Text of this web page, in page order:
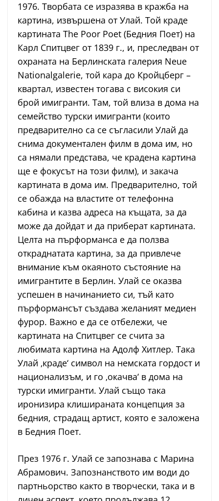
1976. Творбата се изразява в кражба на
картина, извършена от Улай. Той краде
картината The Poor Poet (Бедния Поет) на
Карл Спитцвег от 1839 г., и, преследван от
охраната на Берлинската галерия Neue
Nationalgalerie, той кара до Кройцберг –
квартал, известен тогава с високия си
брой имигранти. Там, той влиза в дома на
семейство турски имигранти (които
предварително са се съгласили Улай да
снима документален филм в дома им, но
са нямали представа, че крадена картина
ще е фокусът на този филм), и закача
картината в дома им. Предварително, той
се обажда на властите от телефонна
кабина и казва адреса на къщата, за да
може да дойдат и да приберат картината.
Целта на пърформанса е да ползва
откраднатата картина, за да привлече
внимание към окаяното състояние на
имигрантите в Берлин. Улай се оказва
успешен в начинанието си, тъй като
пърформансът създава желаният медиен
фурор. Важно е да се отбележи, че
картината на Спитцвег се счита за
любимата картина на Адолф Хитлер. Така
Улай ‚краде‘ символ на немската гордост и
национализъм, и го ‚окачва‘ в дома на
турски имигранти. Улай също така
иронизира клишираната концепция за
бедния, страдащ артист, която е заложена
в Бедния Поет.
През 1976 г. Улай се запознава с Марина
Абрамович. Запознанството им води до
партньорство както в творчески, така и в